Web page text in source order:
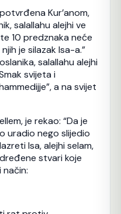
Kur’anom,
salallahu alejhi ve
10 predznaka neće
je silazak Isa-a.”
salallahu alejhi
svijeta i
a na svijet
je rekao: “Da je
uradio nego slijedio
Isa, alejhi selam,
stvari koje
način: